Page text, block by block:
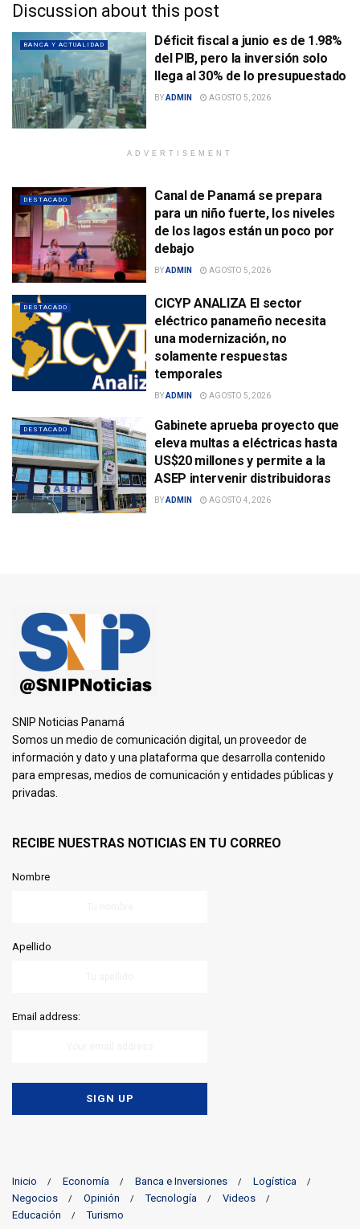
Discussion about this post
BANCA Y ACTUALIDAD
Déficit fiscal a junio es de 1.98%
del PIB, pero la inversión solo
llega al 30% de lo presupuestado
BYADMIN AGOSTO 5, 2026
ADVERTISEMENT
DESTACADO
Canal de Panamá se prepara
para un niño fuerte, los niveles
de los lagos están un poco por
debajo
BYADMIN AGOSTO 5, 2026
DESTACADO
CICYP ANALIZA El sector
eléctrico panameño necesita
una modernización, no
solamente respuestas
temporales
BYADMIN AGOSTO 5, 2026
DESTACADO
Gabinete aprueba proyecto que
eleva multas a eléctricas hasta
US$20 millones y permite a la
ASEP intervenir distribuidoras
BYADMIN AGOSTO 4, 2026
SNIP Noticias Panamá
Somos un medio de comunicación digital, un proveedor de
información y dato y una plataforma que desarrolla contenido
para empresas, medios de comunicación y entidades públicas y
privadas.
RECIBE NUESTRAS NOTICIAS EN TU CORREO
Nombre
Apellido
Email address:
Inicio Economía Banca e Inversiones
Logística
Negocios
Opinión Tecnología
Videos
Educación
Turismo